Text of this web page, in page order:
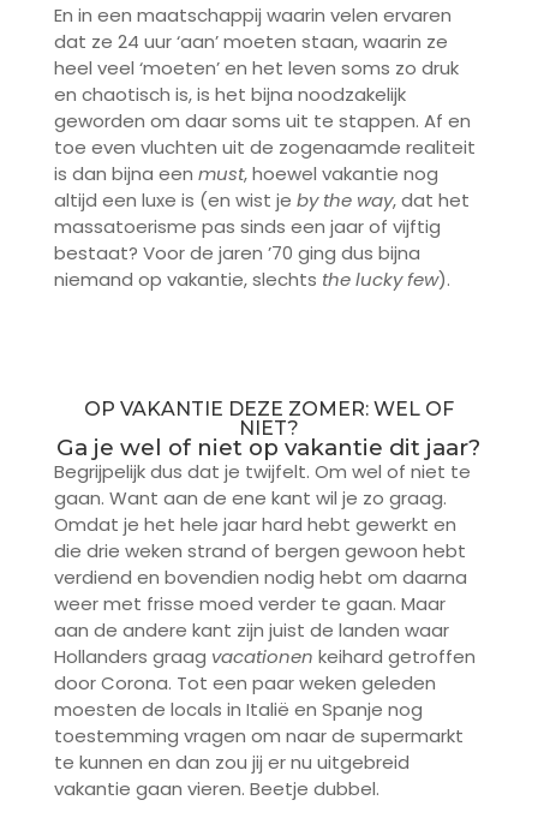
En in een maatschappij waarin velen ervaren
dat ze 24 uur ‘aan’ moeten staan, waarin ze
heel veel ‘moeten’ en het leven soms zo druk
en chaotisch is, is het bijna noodzakelijk
geworden om daar soms uit te stappen. Af en
toe even vluchten uit de zogenaamde realiteit
is dan bijna een must, hoewel vakantie nog
altijd een luxe is (en wist je by the way, dat het
massatoerisme pas sinds een jaar of vijftig
bestaat? Voor de jaren ’70 ging dus bijna
niemand op vakantie, slechts the lucky few).
OP VAKANTIE DEZE ZOMER: WEL OF
NIET?
Ga je wel of niet op vakantie dit jaar?
Begrijpelijk dus dat je twijfelt. Om wel of niet te
gaan. Want aan de ene kant wil je zo graag.
Omdat je het hele jaar hard hebt gewerkt en
die drie weken strand of bergen gewoon hebt
verdiend en bovendien nodig hebt om daarna
weer met frisse moed verder te gaan. Maar
aan de andere kant zijn juist de landen waar
Hollanders graag vacationen keihard getroffen
door Corona. Tot een paar weken geleden
moesten de locals in Italië en Spanje nog
toestemming vragen om naar de supermarkt
te kunnen en dan zou jij er nu uitgebreid
vakantie gaan vieren. Beetje dubbel.